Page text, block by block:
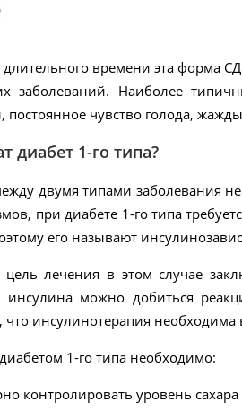
длительного времени эта форма
заболеваний. Наиболее
постоянное чувство голода,
диабет 1-го типа?
двумя типами заболевания
при диабете 1-го типа
его называют
цель лечения в этом случае
инсулина можно добиться
что инсулинотерапия необходима
1-го типа необходимо:
контролировать уровень